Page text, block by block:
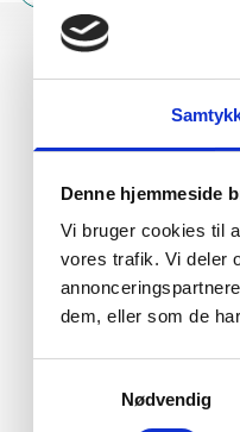
Denne hjemmeside
Vi bruger cookies til
vores trafik. Vi deler
dem, eller som de
Nødvendig
N975)
6.8"